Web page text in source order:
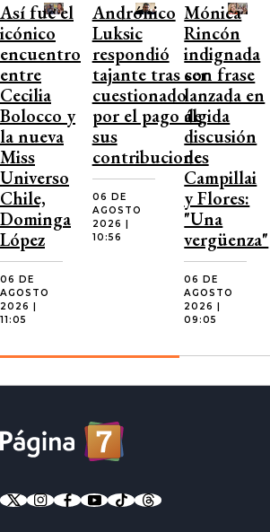
Así fue el
icónico
encuentro
entre
Cecilia
Bolocco y
la nueva
Miss
Universo
Chile,
Dominga
López
06 DE
AGOSTO
2026 |
11:05
Andrónico
Luksic
respondió
tajante tras ser
cuestionado
por el pago de
sus
contribuciones
06 DE
AGOSTO
2026 |
10:56
Mónica
Rincón
indignada
con frase
lanzada en
álgida
discusión
de
Campillai
y Flores:
"Una
vergüenza"
06 DE
AGOSTO
2026 |
09:05